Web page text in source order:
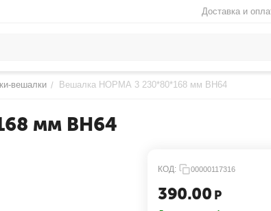
Доставка и
вешалки / Вешалка НОРМА 3 230*80*168 мм ВН64
мм ВН64
КОД: 00000117316
390.00 Р